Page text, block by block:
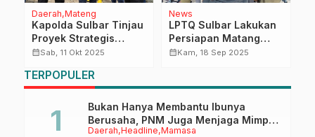
Daerah Mateng
Kapolda Sulbar Tinjau
Proyek Strategis
Nasional Bendungan
Pastikan Keamanan
dan Dukungan Penuh
calendar_monthSab, 11 Okt 2025
News
LPTQ Sulbar Lakukan
Persiapan Matang
Jelang STQH Nasional
calendar_monthKam, 18 Sep 2025
TERPOPULER
Daerah Headline Mamasa
Bukan Hanya Membantu Ibunya
Berusaha, PNM Juga Menjaga Mimpi
Anaknya Untuk Menggapai Cita-Cita